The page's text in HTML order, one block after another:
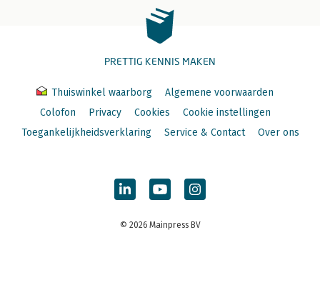
PRETTIG KENNIS MAKEN
Thuiswinkel waarborg
Algemene voorwaarden
Colofon
Privacy Cookies
Cookie instellingen
Toegankelijkheidsverklaring
Service & Contact Over ons
© 2026 Mainpress BV